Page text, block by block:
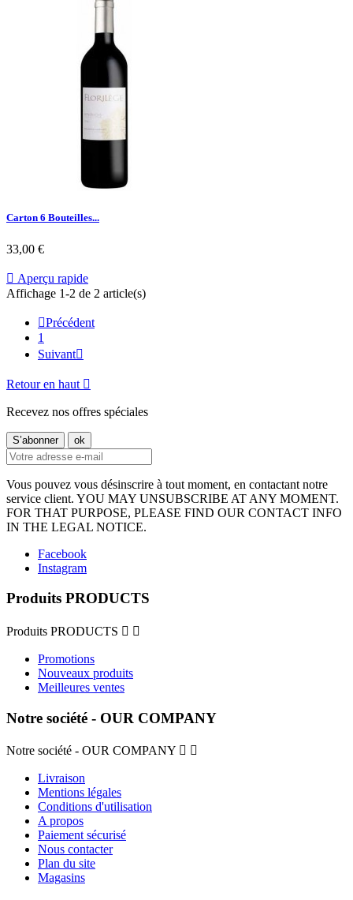
Carton 6 Bouteilles...
33,00 €
 Aperçu rapide
Affichage 1-2 de 2 article(s)
Précédent
1
Suivant
Retour en haut 
Recevez nos offres spéciales
Vous pouvez vous désinscrire à tout moment, en contactant notre
service client. YOU MAY UNSUBSCRIBE AT ANY MOMENT.
FOR THAT PURPOSE, PLEASE FIND OUR CONTACT INFO
IN THE LEGAL NOTICE.
Facebook
Instagram
Produits PRODUCTS
Produits PRODUCTS  
Promotions
Nouveaux produits
Meilleures ventes
Notre société - OUR COMPANY
Notre société - OUR COMPANY  
Livraison
Mentions légales
Conditions d'utilisation
A propos
Paiement sécurisé
Nous contacter
Plan du site
Magasins